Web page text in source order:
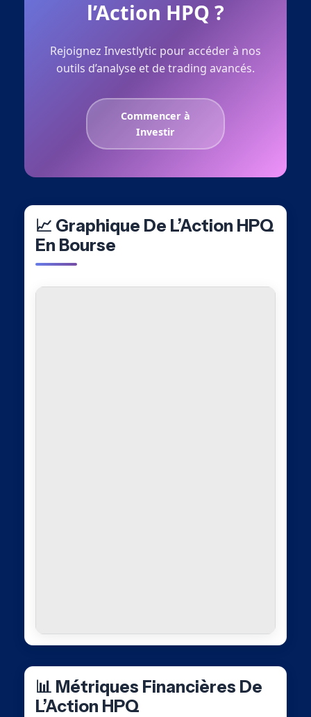
l’Action HPQ ?
Rejoignez Investlytic pour accéder à nos
outils d’analyse et de trading avancés.
Commencer à
Investir
📈 Graphique De L’Action HPQ
En Bourse
📊 Métriques Financières De
L’Action HPQ